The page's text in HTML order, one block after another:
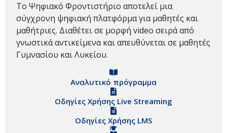
Το Ψηφιακό Φροντιστήριο αποτελεί μια
σύγχρονη ψηφιακή πλατφόρμα για μαθητές και
μαθήτριες. Διαθέτει σε μορφή video σειρά από
γνωστικά αντικείμενα και απευθύνεται σε μαθητές
Γυμνασίου και Λυκείου.
Αναλυτικό πρόγραμμα
Οδηγίες Χρήσης Live Streaming
Οδηγίες Χρήσης LMS